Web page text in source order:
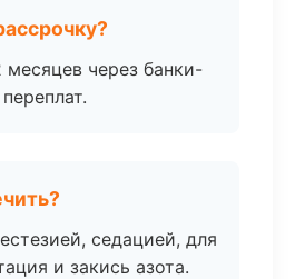
месяцев через банки-
седацией, для
и закись азота.